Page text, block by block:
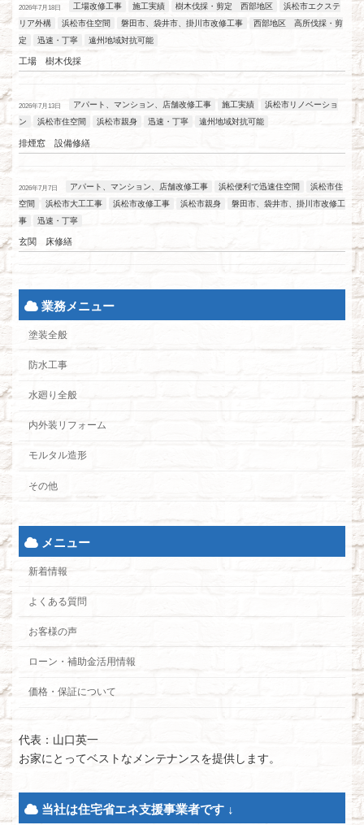
2026年7月18日 工場改修工事 施工実績 樹木伐採・剪定 西部地区
浜松市エクステ
リア外構
浜松市住空間 磐田市、袋井市、掛川市改修工事
西部地区 高所伐採・剪
定
迅速・丁寧 遠州地域対抗可能
工場 樹木伐採
2026年7月13日 アパート、マンション、店舗改修工事 施工実績
浜松市リノベーショ
ン
浜松市住空間 浜松市親身 迅速・丁寧 遠州地域対抗可能
排煙窓 設備修繕
2026年7月7日 アパート、マンション、店舗改修工事 浜松便利で迅速住空間
浜松市住
空間
浜松市大工工事 浜松市改修工事 浜松市親身
磐田市、袋井市、掛川市改修工
事
迅速・丁寧
玄関 床修繕
業務メニュー
塗装全般
防水工事
水廻り全般
内外装リフォーム
モルタル造形
その他
メニュー
新着情報
よくある質問
お客様の声
ローン・補助金活用情報
価格・保証について
代表：山口英一
お家にとってベストなメンテナンスを提供します。
当社は住宅省エネ支援事業者です ↓